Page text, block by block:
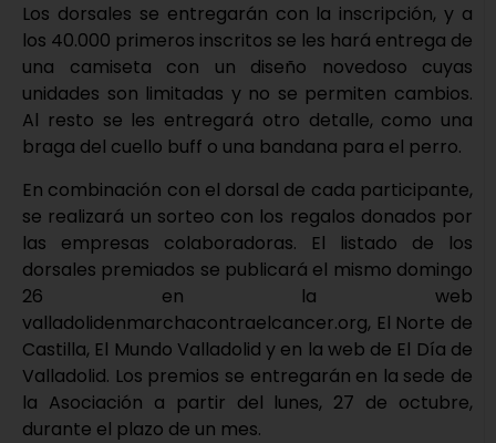
Los dorsales se entregarán con la inscripción, y a
los 40.000 primeros inscritos se les hará entrega de
una camiseta con un diseño novedoso cuyas
unidades son limitadas y no se permiten cambios.
Al resto se les entregará otro detalle, como una
braga del cuello buff o una bandana para el perro.
En combinación con el dorsal de cada participante,
se realizará un sorteo con los regalos donados por
las empresas colaboradoras. El listado de los
dorsales premiados se publicará el mismo domingo
26 en la web
valladolidenmarchacontraelcancer.org, El Norte de
Castilla, El Mundo Valladolid y en la web de El Día de
Valladolid. Los premios se entregarán en la sede de
la Asociación a partir del lunes, 27 de octubre,
durante el plazo de un mes.